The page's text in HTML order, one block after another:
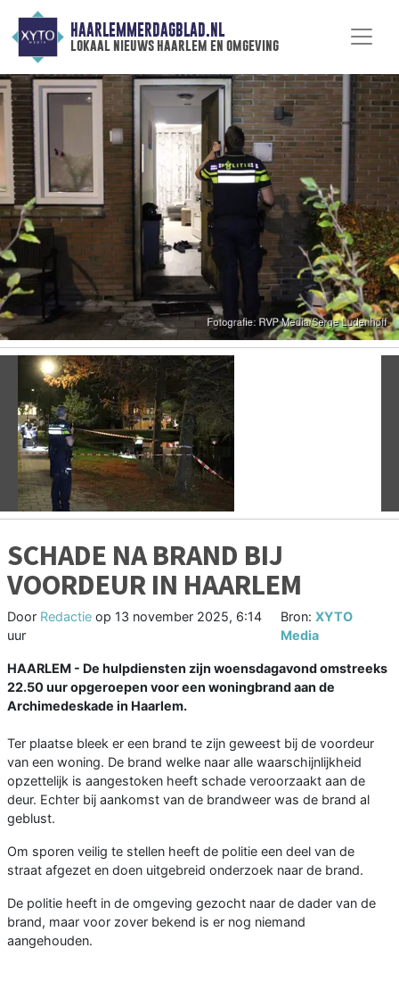
HAARLEMMERDAGBLAD.NL
lokaal nieuws haarlem en omgeving
Vorige
SCHADE NA BRAND BIJ
VOORDEUR IN HAARLEM
Door Redactie op 13 november 2025, 6:14
uur
Bron: XYTO
Media
HAARLEM - De hulpdiensten zijn woensdagavond omstreeks
22.50 uur opgeroepen voor een woningbrand aan de
Archimedeskade in Haarlem.
Ter plaatse bleek er een brand te zijn geweest bij de voordeur
van een woning. De brand welke naar alle waarschijnlijkheid
opzettelijk is aangestoken heeft schade veroorzaakt aan de
deur. Echter bij aankomst van de brandweer was de brand al
geblust.
Om sporen veilig te stellen heeft de politie een deel van de
straat afgezet en doen uitgebreid onderzoek naar de brand.
De politie heeft in de omgeving gezocht naar de dader van de
brand, maar voor zover bekend is er nog niemand
aangehouden.